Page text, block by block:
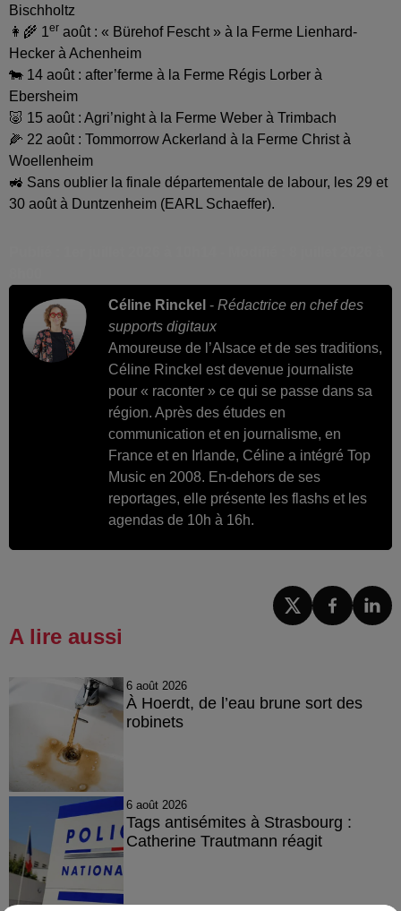
Bischholtz
👩‍🌾 1er août : « Bürehof Fescht » à la Ferme Lienhard-
Hecker à Achenheim
🐄 14 août : after’ferme à la Ferme Régis Lorber à
Ebersheim
🐷 15 août : Agri’night à la Ferme Weber à Trimbach
🌽 22 août : Tommorrow Ackerland à la Ferme Christ à
Woellenheim
🚜 Sans oublier la finale départementale de labour, les 29 et
30 août à Duntzenheim (EARL Schaeffer).
Céline Rinckel - Rédactrice en chef des
supports digitaux
Amoureuse de l’Alsace et de ses traditions,
Céline Rinckel est devenue journaliste
pour « raconter » ce qui se passe dans sa
région. Après des études en
communication et en journalisme, en
France et en Irlande, Céline a intégré Top
Music en 2008. En-dehors de ses
reportages, elle présente les flashs et les
agendas de 10h à 16h.
A lire aussi
6 août 2026
À Hoerdt, de l’eau brune sort des
robinets
6 août 2026
Tags antisémites à Strasbourg :
Catherine Trautmann réagit